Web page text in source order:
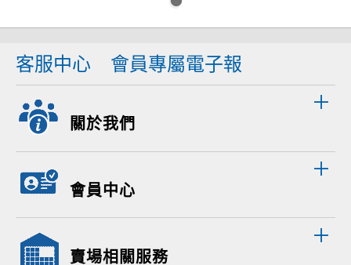
客服中心 會員專屬電子報
關於我們
會員中心
賣場相關服務